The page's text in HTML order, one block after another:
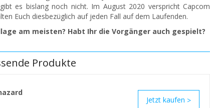
es bislang noch nicht. Im August 2020 verspricht Capcom
Euch diesbezüglich auf jeden Fall auf dem Laufenden.
am meisten? Habt Ihr die Vorgänger auch gespielt?
Produkte
>